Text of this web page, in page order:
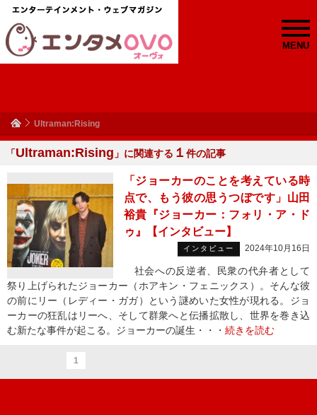
MENU
Ultraman:Rising
「Ultraman:Rising 」に関連する １ 件の記事
「ジョーカーのことを考えている時
点で、もう彼の思うつぼです」山田
裕貴『ジョーカー：フォリ・ア・ド
ゥ』【インタビュー】
インタビュー 2024年10月16日
社会への反逆者、民衆の代弁者として
祭り上げられたジョーカー（ホアキン・フェニックス）。そんな彼
の前にリー（レディー・ガガ）という謎めいた女性が現れる。ジョ
ーカーの狂乱はリーへ、そして群衆へと伝播拡散し、世界を巻き込
む新たな事件が起こる。ジョーカーの誕生・・・ 続きを読む
1